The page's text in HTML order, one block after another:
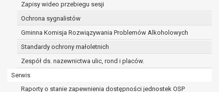
Zapisy wideo przebiegu sesji
Ochrona sygnalistów
Gminna Komisja Rozwiązywania Problemów Alkoholowych
Standardy ochrony małoletnich
Zespół ds. nazewnictwa ulic, rond i placów.
Serwis
Raporty o stanie zapewnienia dostępności jednostek OSP
administratorowi sprawdzić
przetwarzanie danych jest niezgodne
z prawem, a osoba, której dane
dotyczą, sprzeciwia się usunięciu
danych, żądając w zamian ich
ograniczenia,